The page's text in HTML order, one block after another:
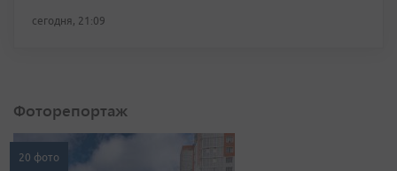
сегодня, 21:09
Фоторепортаж
20 фото